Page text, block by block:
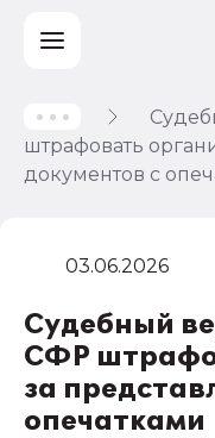
штрафовать
документов с
Судебный
СФР
за
опечатками
03.06.2026